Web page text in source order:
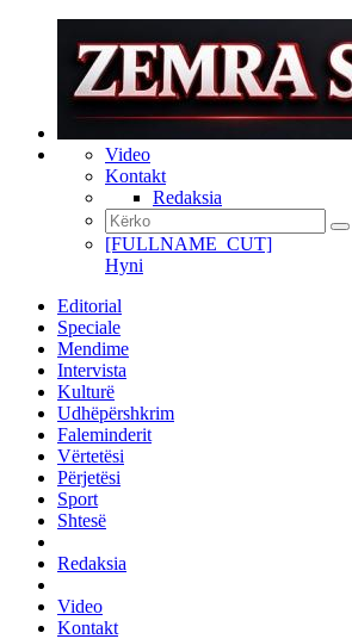
Video
Kontakt
Redaksia
[FULLNAME_CUT]
Hyni
Editorial
Speciale
Mendime
Intervista
Kulturë
Udhëpërshkrim
Faleminderit
Vërtetësi
Përjetësi
Sport
Shtesë
Redaksia
Video
Kontakt